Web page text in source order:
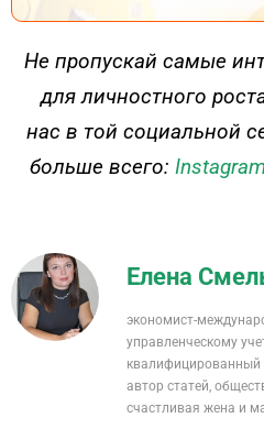
ДЕЙСТВУЙ
Не пропускай самые
для личностного
нас в той социальной
больше всего: Instagram
Елена
экономист-
управленческому
квалифицированный
автор статей,
счастливая жена и